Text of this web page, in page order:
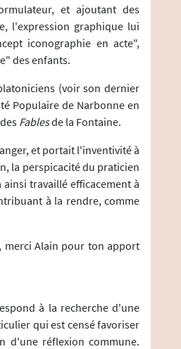
et ajoutant des
l'expression graphique lui
iconographie en acte",
des enfants.
(voir son dernier
Populaire de Narbonne en
Fablesde la Fontaine.
et portait l'inventivité à
la perspicacité du praticien
travaillé efficacement à
à la rendre, comme
merci Alain pour ton apport
à la recherche d'une
qui est censé favoriser
d'une réflexion commune.